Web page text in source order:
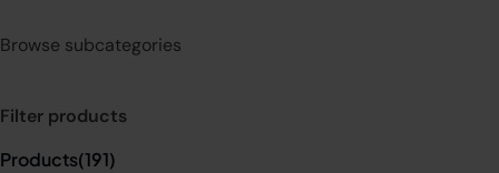
Browse subcategories
Filter products
Products(191)